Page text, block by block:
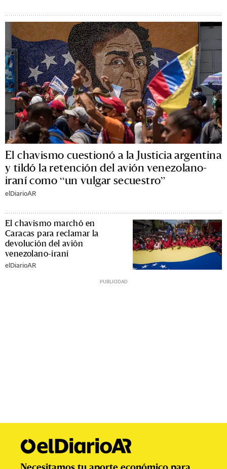
El chavismo cuestionó a la Justicia argentina
y tildó la retención del avión venezolano-
iraní como “un vulgar secuestro”
elDiarioAR
El chavismo marchó en
Caracas para reclamar la
devolución del avión
venezolano-iraní
elDiarioAR